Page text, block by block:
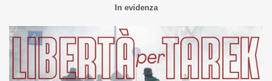
In evidenza